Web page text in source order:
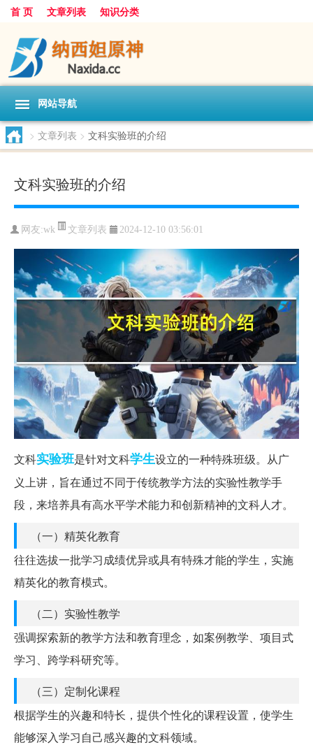
首 页 文章列表 知识分类
网站导航
> 文章列表 > 文科实验班的介绍
文科实验班的介绍
网友:wk 文章列表 2024-12-10 03:56:01
文科实验班是针对文科学生设立的一种特殊班级。从广
义上讲，旨在通过不同于传统教学方法的实验性教学手
段，来培养具有高水平学术能力和创新精神的文科人才。
（一）精英化教育
往往选拔一批学习成绩优异或具有特殊才能的学生，实施
精英化的教育模式。
（二）实验性教学
强调探索新的教学方法和教育理念，如案例教学、项目式
学习、跨学科研究等。
（三）定制化课程
根据学生的兴趣和特长，提供个性化的课程设置，使学生
能够深入学习自己感兴趣的文科领域。